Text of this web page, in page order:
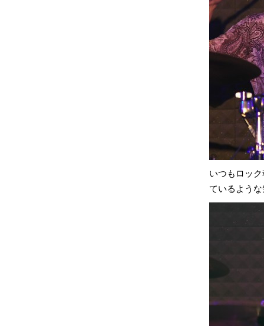
いつもロッ
ているよう